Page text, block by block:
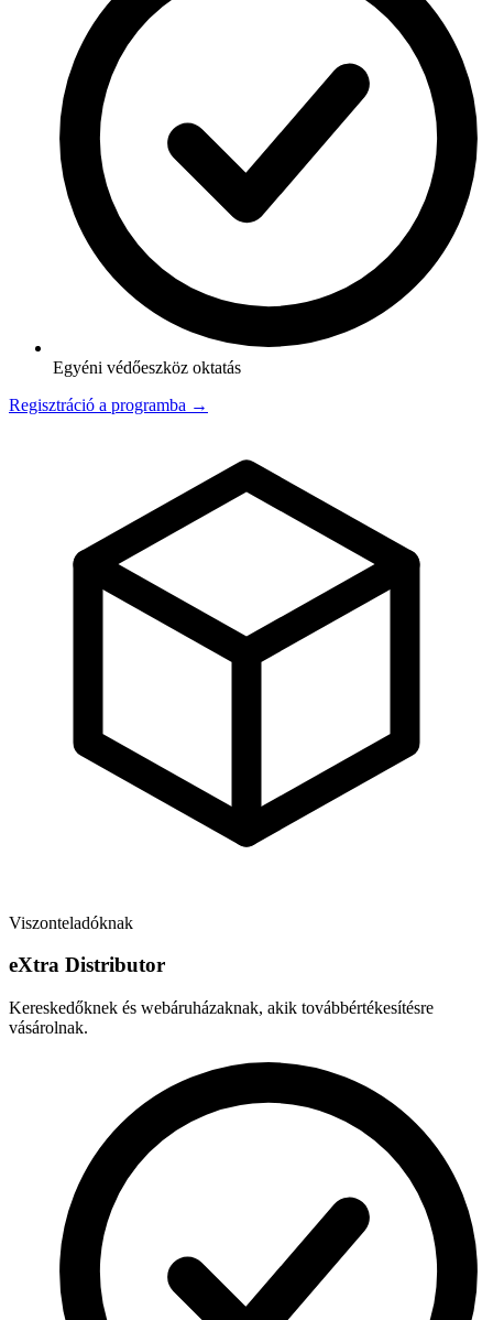
Egyéni védőeszköz oktatás
Regisztráció a programba →
Viszonteladóknak
eXtra Distributor
Kereskedőknek és webáruházaknak, akik továbbértékesítésre
vásárolnak.